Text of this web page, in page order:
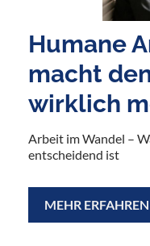
Humane
macht
wirklich
Arbeit im Wandel –
entscheidend ist
MEHR ERFAHREN